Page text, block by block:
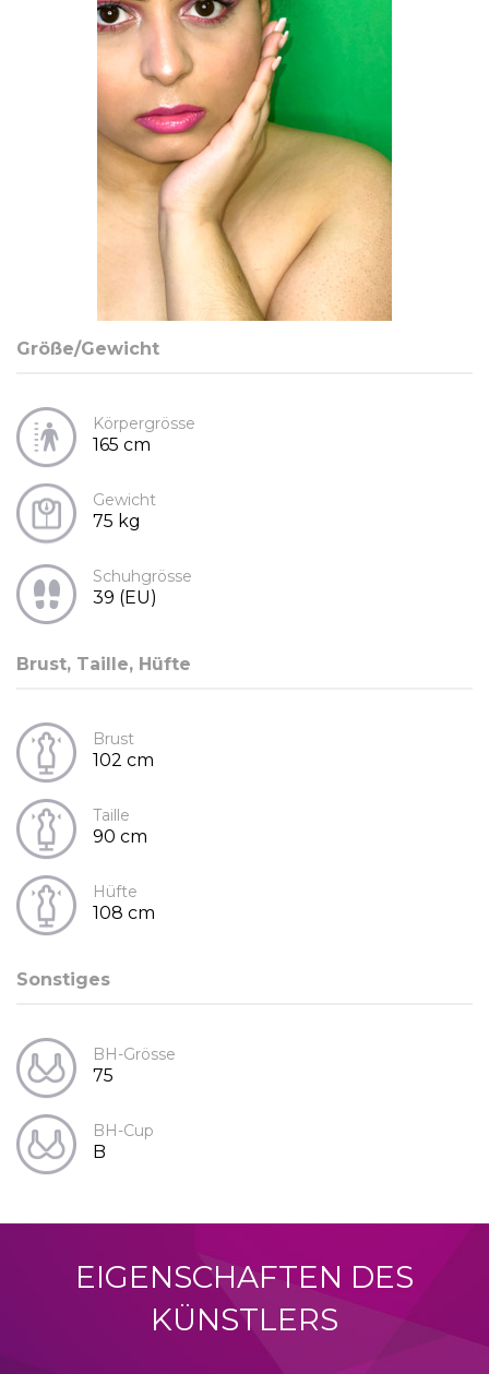
Größe/Gewicht
Körpergrösse
165 cm
Gewicht
75 kg
Schuhgrösse
39 (EU)
Brust, Taille, Hüfte
Brust
102 cm
Taille
90 cm
Hüfte
108 cm
Sonstiges
BH-Grösse
75
BH-Cup
B
EIGENSCHAFTEN DES
KÜNSTLERS